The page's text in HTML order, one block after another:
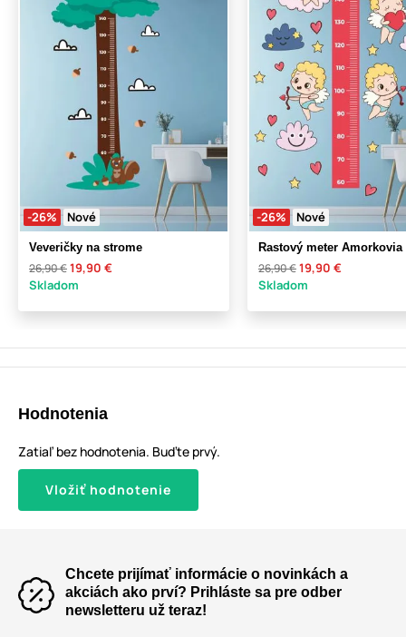
-26% Nové
Veveričky na strome
26,90 €19,90 €
Skladom
-26% Nové
Rastový meter Amorkovia
26,90 €19,90 €
Skladom
Hodnotenia
Zatiaľ bez hodnotenia. Buďte prvý.
Vložiť hodnotenie
Chcete prijímať informácie o novinkách a
akciách ako prví? Prihláste sa pre odber
newsletteru už teraz!